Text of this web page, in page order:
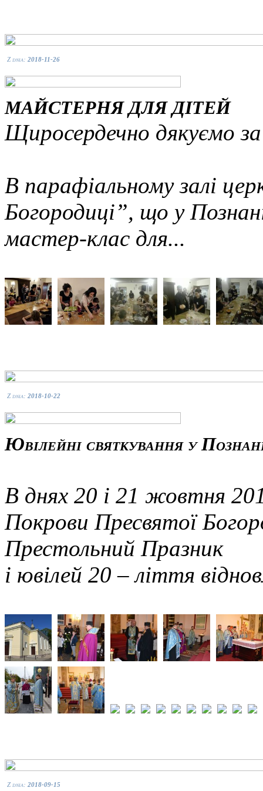
Z dnia: 2018-11-26
МАЙСТЕРНЯ ДЛЯ ДІТЕЙ
Щиросердечно дякуємо
В парафіальному залі
Богородиці”, що у
мастер-клас для...
Z dnia: 2018-10-22
Ювілейні святкування у
В днях 20 і 21 жовтня
Покрови Пресвятої
Престольний Празник
і ювілей 20 – ліття
Z dnia: 2018-09-15